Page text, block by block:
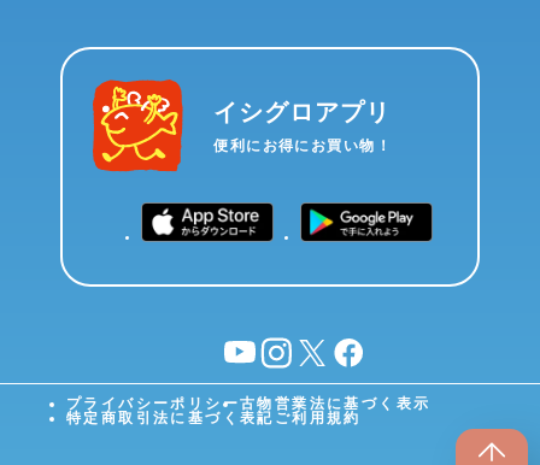
イシグロアプリ
便利にお得にお買い物！
YouTubeinstagram
X facebook
プライバシーポリシー古物営業法に基づく表示
特定商取引法に基づく表記 ご利用規約